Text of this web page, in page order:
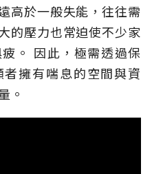
高於一般失能，往往需
的壓力也常迫使不少家
。 因此，極需透過保
擁有喘息的空間與資
。